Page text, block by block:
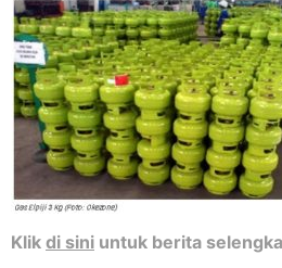
Klik di sini untuk berita